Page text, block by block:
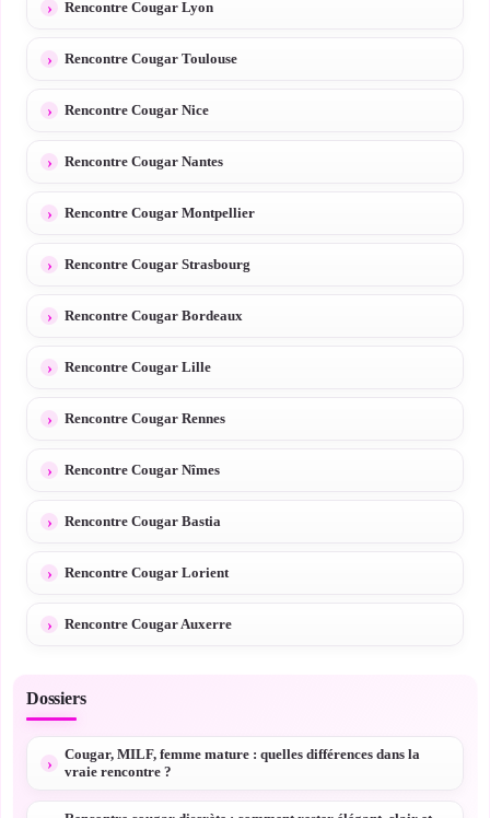
Rencontre Cougar Lyon
Rencontre Cougar Toulouse
Rencontre Cougar Nice
Rencontre Cougar Nantes
Rencontre Cougar Montpellier
Rencontre Cougar Strasbourg
Rencontre Cougar Bordeaux
Rencontre Cougar Lille
Rencontre Cougar Rennes
Rencontre Cougar Nîmes
Rencontre Cougar Bastia
Rencontre Cougar Lorient
Rencontre Cougar Auxerre
Dossiers
Cougar, MILF, femme mature : quelles différences dans la
vraie rencontre ?